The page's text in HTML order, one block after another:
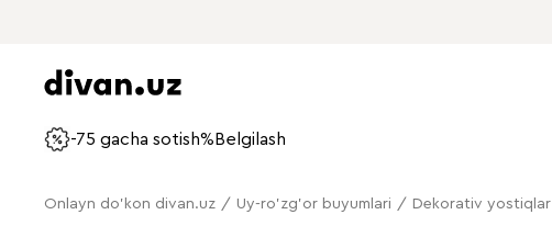
-75 gacha sotish% Belgilash
Onlayn do'kon divan.uz / Uy-ro'zg'or buyumlari / Dekorativ yostiqlar